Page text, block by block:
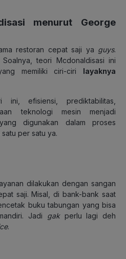
menurut George
restoran cepat saji ya guys.
Soalnya, teori Mcdonaldisasi ini
memiliki ciri-ciri layaknya
ini, efisiensi, prediktabilitas,
teknologi mesin menjadi
digunakan dalam proses
per satu ya.
dilakukan dengan sangan
saji. Misal, di bank-bank saat
buku tabungan yang bisa
Jadi gak perlu lagi deh
.